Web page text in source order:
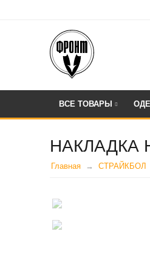
ВСЕ ТОВАРЫ
НАКЛАДКА
Главная СТРАЙКБОЛ